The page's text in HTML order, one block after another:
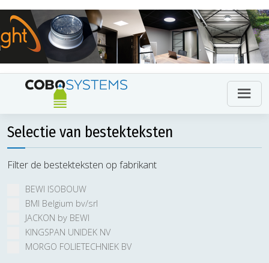
Selectie van bestekteksten
Filter de bestekteksten op fabrikant
BEWI ISOBOUW
BMI Belgium bv/srl
JACKON by BEWI
KINGSPAN UNIDEK NV
MORGO FOLIETECHNIEK BV